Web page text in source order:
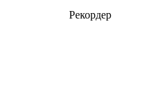
Рекордер